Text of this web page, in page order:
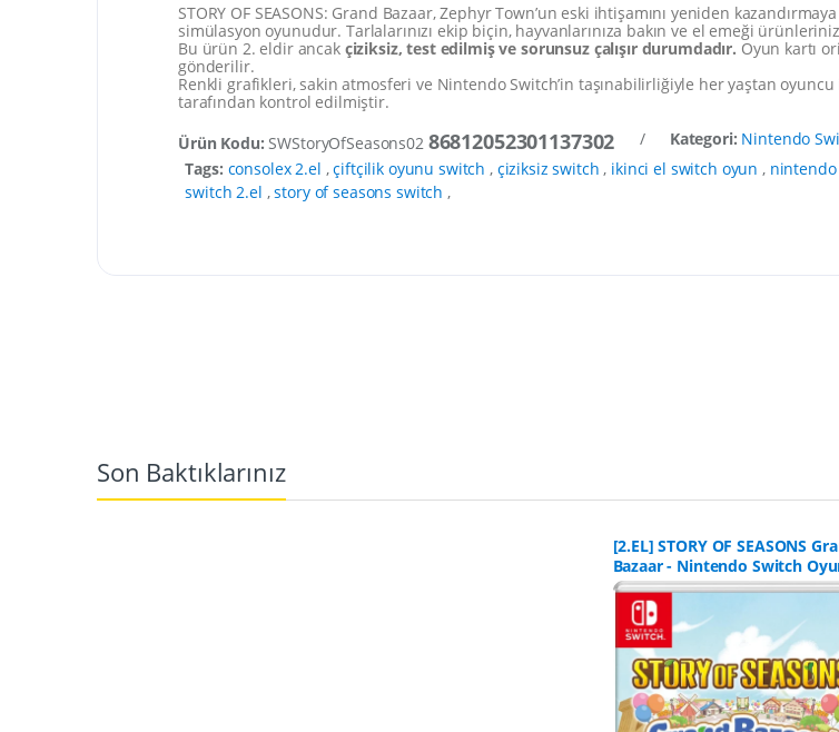
STORY OF SEASONS: Grand Bazaar, Zephyr Town’un eski ihtişamını yeniden
simülasyon oyunudur. Tarlalarınızı ekip biçin, hayvanlarınıza bakın ve el emeği
Bu ürün 2. eldir ancak çiziksiz, test edilmiş ve sorunsuz çalışır durumdadır. Oyun kartı
gönderilir.
Renkli grafikleri, sakin atmosferi ve Nintendo Switch’in taşınabilirliğiyle her yaştan
tarafından kontrol edilmiştir.
Ürün Kodu: SWStoryOfSeasons02 86812052301137302 / Kategori: Nintendo
Tags: consolex 2.el , çiftçilik oyunu switch , çiziksiz switch , ikinci el switch oyun ,
switch 2.el , story of seasons switch ,
Son Baktıklarınız
[2.EL] STORY OF SEASONS
Bazaar - Nintendo Switch